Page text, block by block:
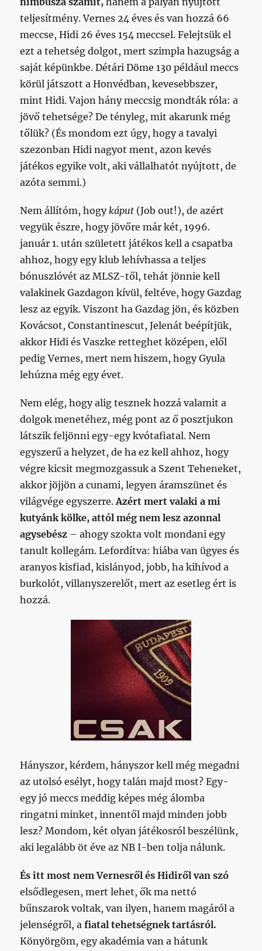
teljesítmény. Vernes 24 éves és van hozzá 66
meccse, Hidi 26 éves 154 meccsel. Felejtsük el
ezt a tehetség dolgot, mert szimpla hazugság a
saját képünkbe. Détári Döme 130 például meccs
körül játszott a Honvédban, kevesebbszer,
mint Hidi. Vajon hány meccsig mondták róla: a
jövő tehetsége? De tényleg, mit akarunk még
tőlük? (És mondom ezt úgy, hogy a tavalyi
szezonban Hidi nagyot ment, azon kevés
játékos egyike volt, aki vállalhatót nyújtott, de
azóta semmi.)
Nem állítóm, hogykáput (Job out!), de azért
vegyük észre, hogy jövőre már két, 1996.
január 1. után született játékos kell a csapatba
ahhoz, hogy egy klub lehívhassa a teljes
bónuszlóvét az MLSZ-től, tehát jönnie kell
valakinek Gazdagon kívül, feltéve, hogy Gazdag
lesz az egyik. Viszont ha Gazdag jön, és közben
Kovácsot, Constantinescut, Jelenát beépítjük,
akkor Hidi és Vaszke retteghet középen, elől
pedig Vernes, mert nem hiszem, hogy Gyula
lehúzna még egy évet.
Nem elég, hogy alig tesznek hozzá valamit a
dolgok menetéhez, még pont az ő posztjukon
látszik feljönni egy-egy kvótafiatal. Nem
egyszerű a helyzet, de ha ez kell ahhoz, hogy
végre kicsit megmozgassuk a Szent Teheneket,
akkor jöjjön a cunami, legyen áramszünet és
világvége egyszerre.Azért mert valaki a mi
kutyánk kölke, attól még nem lesz azonnal
agysebész – ahogy szokta volt mondani egy
tanult kollegám. Lefordítva: hiába van ügyes és
aranyos kisfiad, kislányod, jobb, ha kihívod a
burkolót, villanyszerelőt, mert az esetleg ért is
hozzá.
Hányszor, kérdem, hányszor kell még megadni
az utolsó esélyt, hogy talán majd most? Egy-
egy jó meccs meddig képes még álomba
ringatni minket, innentől majd minden jobb
lesz? Mondom, két olyan játékosról beszélünk,
aki legalább öt éve az NB I-ben tolja nálunk.
És itt most nem Vernesről és Hidiről van szó
elsődlegesen, mert lehet, ők ma nettó
bűnszarok voltak, van ilyen, hanem magáról a
jelenségről, afiatal tehetségnek tartásról.
Könyörgöm, egy akadémia van a hátunk